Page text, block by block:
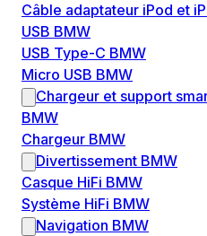
Câble adaptateur iPod et
USB BMW
USB Type-C BMW
Micro USB BMW
Chargeur et support
BMW
Chargeur BMW
Divertissement BMW
Casque HiFi BMW
Système HiFi BMW
Navigation BMW